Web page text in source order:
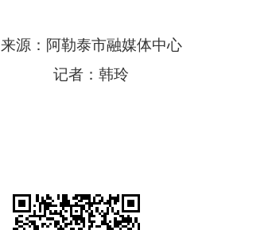
来源：阿勒泰市融媒体中心
记者：韩玲